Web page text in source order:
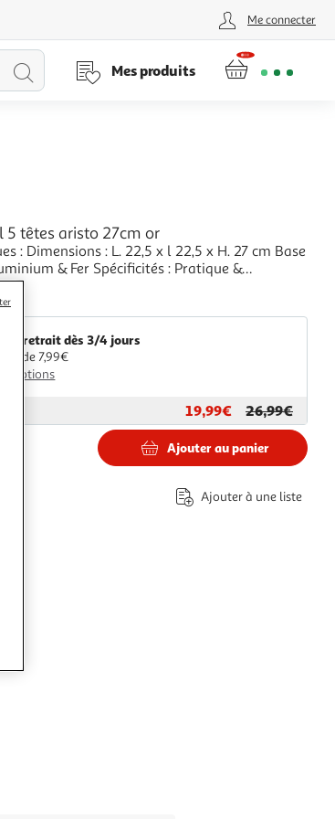
Me connecter
Lancer
Mes produits
5 têtes aristo 27cm or
: Dimensions : L. 22,5 x l 22,5 x H. 27 cm Base
& Fer Spécificités : Pratique &
: 0,55 kg
ou retrait dès 3/4 jours
de 7,99€
d'options
19,99€
26,99€
Ajouter au panier
Ajouter à une liste